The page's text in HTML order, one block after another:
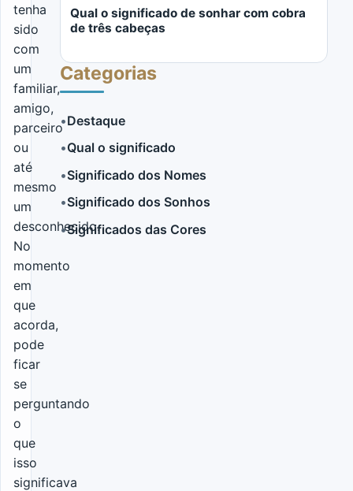
tenha
sido
com
um
familiar,
amigo,
parceiro
ou
até
mesmo
um
desconhecido.
No
momento
em
que
acorda,
pode
ficar
se
perguntando
o
que
isso
significava
Qual o significado de sonhar com cobra
de três cabeças
LER MAIS
Categorias
•Destaque
•Qual o significado
•Significado dos Nomes
•Significado dos Sonhos
•Significados das Cores